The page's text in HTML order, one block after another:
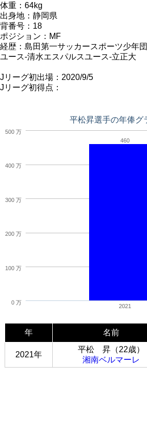
体重：64kg
出身地：静岡県
背番号：18
ポジション：MF
経歴：島田第一サッカースポーツ少年
ユース-清水エスパルスユース-立正大
Jリーグ初出場：2020/9/5
Jリーグ初得点：
平松昇選手の年俸グ
460
2021
0 万
100 万
200 万
300 万
400 万
500 万
年 名前
2021年
平松 昇（22歳）
湘南ベルマーレ